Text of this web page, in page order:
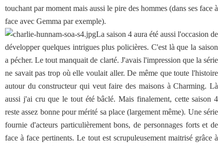
touchant par moment mais aussi le pire des hommes (dans ses face à
face avec Gemma par exemple).
La saison 4 aura été aussi l'occasion de
développer quelques intrigues plus policières. C'est là que la saison
a pécher. Le tout manquait de clarté. J'avais l'impression que la série
ne savait pas trop où elle voulait aller. De même que toute l'histoire
autour du constructeur qui veut faire des maisons à Charming. Là
aussi j'ai cru que le tout été bâclé. Mais finalement, cette saison 4
reste assez bonne pour mérité sa place (largement même). Une série
fournie d'acteurs particulièrement bons, de personnages forts et de
face à face pertinents. Le tout est scrupuleusement maitrisé grâce à